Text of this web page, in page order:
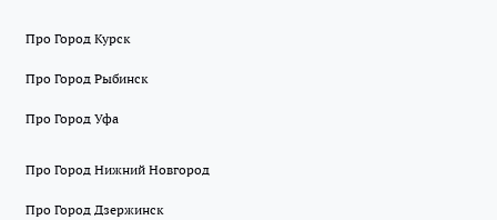
Про Город Курск
Про Город Рыбинск
Про Город Уфа
Про Город Нижний Новгород
Про Город Дзержинск